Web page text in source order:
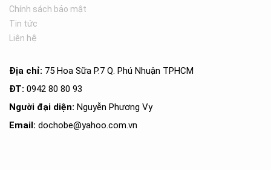
Chính sách bảo mật
Tin tức
Liên hệ
Địa chỉ: 75 Hoa Sữa P.7 Q. Phú Nhuận TPHCM
ĐT: 0942 80 80 93
Người đại diện: Nguyễn Phương Vy
Email: dochobe@yahoo.com.vn